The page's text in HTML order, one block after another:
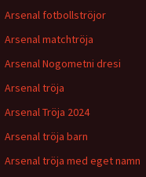
Arsenal fotbollströjor
Arsenal matchtröja
Arsenal Nogometni dresi
Arsenal tröja
Arsenal Tröja 2024
Arsenal tröja barn
Arsenal tröja med eget namn